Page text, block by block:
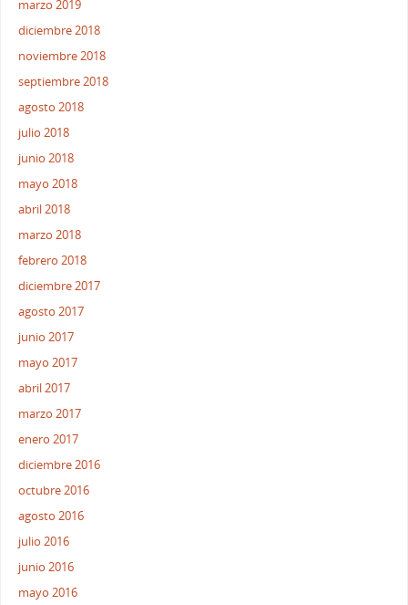
marzo 2019
diciembre 2018
noviembre 2018
septiembre 2018
agosto 2018
julio 2018
junio 2018
mayo 2018
abril 2018
marzo 2018
febrero 2018
diciembre 2017
agosto 2017
junio 2017
mayo 2017
abril 2017
marzo 2017
enero 2017
diciembre 2016
octubre 2016
agosto 2016
julio 2016
junio 2016
mayo 2016